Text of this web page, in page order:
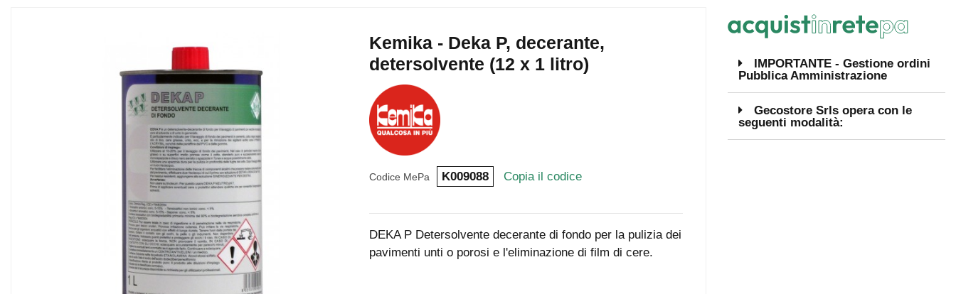
Kemika - Deka P, decerante,
detersolvente (12 x 1 litro)
Codice MePa K009088 Copia il codice
DEKA P Detersolvente decerante di fondo per la pulizia dei
pavimenti unti o porosi e l'eliminazione di film di cere.
IMPORTANTE - Gestione ordini
Pubblica Amministrazione
Gecostore Srls opera con le
seguenti modalità: